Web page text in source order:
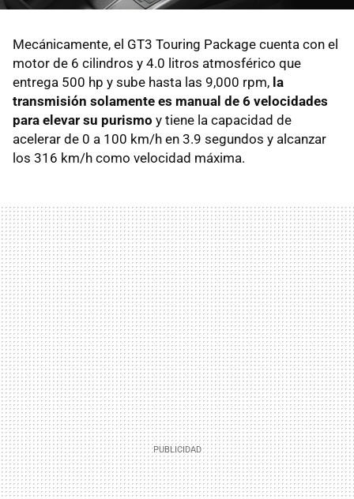
Mecánicamente, el GT3 Touring Package cuenta con el
motor de 6 cilindros y 4.0 litros atmosférico que
entrega 500 hp y sube hasta las 9,000 rpm, la
transmisión solamente es manual de 6 velocidades
para elevar su purismo y tiene la capacidad de
acelerar de 0 a 100 km/h en 3.9 segundos y alcanzar
los 316 km/h como velocidad máxima.